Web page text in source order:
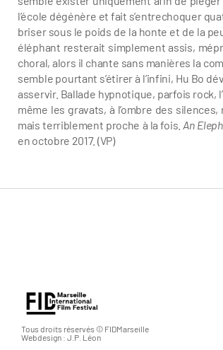
l’école dégénère et fait s’entrechoquer
briser sous le poids de la honte et de la
éléphant resterait simplement assis,
choral, alors il chante sans manières la
semble pourtant s’étirer à l’infini, Hu Bo
asservir. Ballade hypnotique, parfois rock,
même les gravats, à l’ombre des
mais terriblement proche à la fois. An
en octobre 2017. (VP)
Tous droits réservés © FIDMarseille
Webdesign : J.P. Léon